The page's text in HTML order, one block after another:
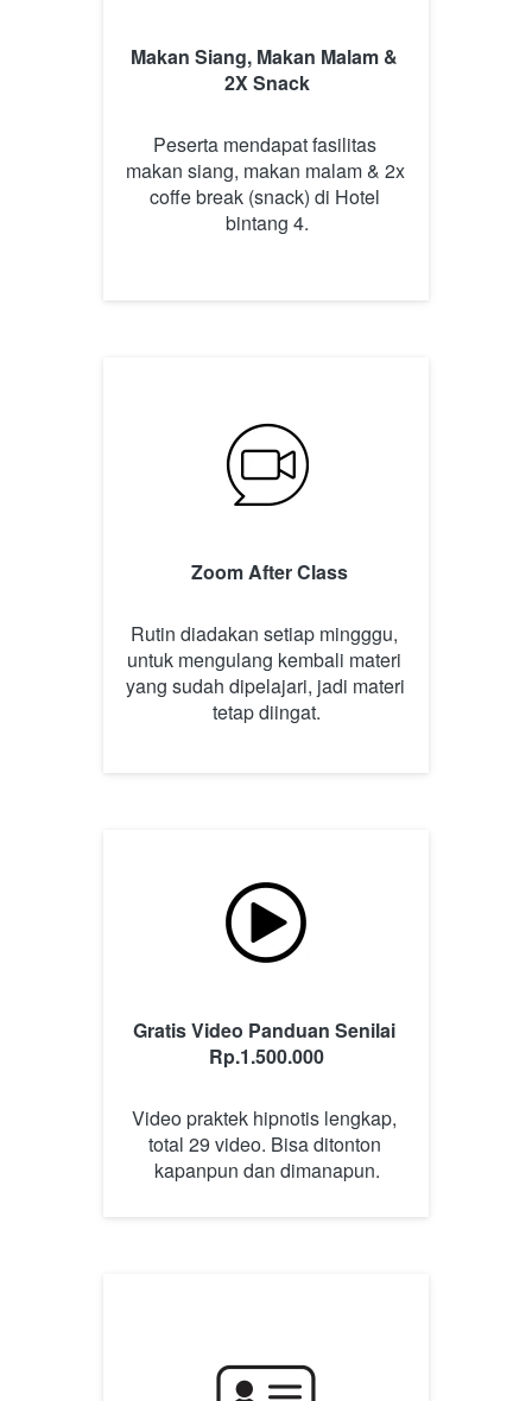
Makan Siang, Makan Malam &
2X Snack
Peserta mendapat fasilitas
makan siang, makan malam & 2x
coffe break (snack) di Hotel
bintang 4.
Zoom After Class
Rutin diadakan setiap mingggu,
untuk mengulang kembali materi
yang sudah dipelajari, jadi materi
tetap diingat.
Gratis Video Panduan Senilai
Rp.1.500.000
Video praktek hipnotis lengkap,
total 29 video. Bisa ditonton
kapanpun dan dimanapun.